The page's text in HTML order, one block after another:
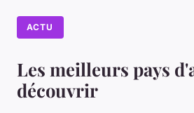
ACTU
Les meilleurs pays
découvrir